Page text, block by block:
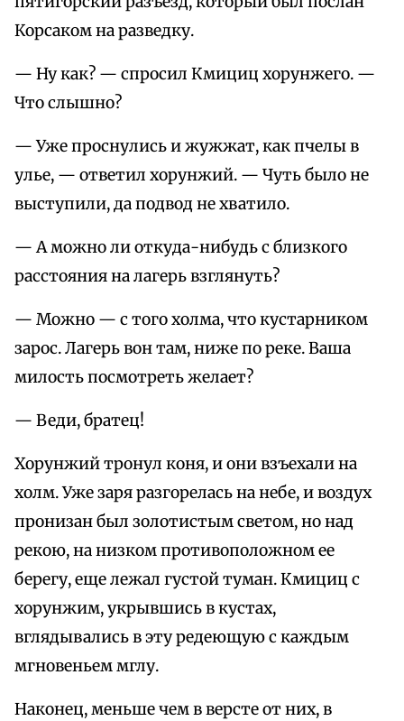
Корсаком на разведку.
— Ну как? — спросил Кмициц хорунжего. —
Что слышно?
— Уже проснулись и жужжат, как пчелы в
улье, — ответил хорунжий. — Чуть было не
выступили, да подвод не хватило.
— А можно ли откуда-нибудь с близкого
расстояния на лагерь взглянуть?
— Можно — с того холма, что кустарником
зарос. Лагерь вон там, ниже по реке. Ваша
милость посмотреть желает?
— Веди, братец!
Хорунжий тронул коня, и они взъехали на
холм. Уже заря разгорелась на небе, и воздух
пронизан был золотистым светом, но над
рекою, на низком противоположном ее
берегу, еще лежал густой туман. Кмициц с
хорунжим, укрывшись в кустах,
вглядывались в эту редеющую с каждым
мгновеньем мглу.
Наконец, меньше чем в версте от них, в